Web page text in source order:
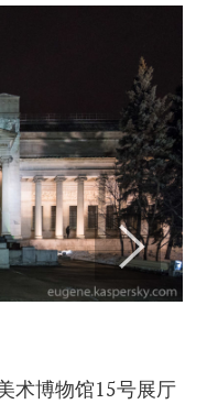
术博物馆15号展厅